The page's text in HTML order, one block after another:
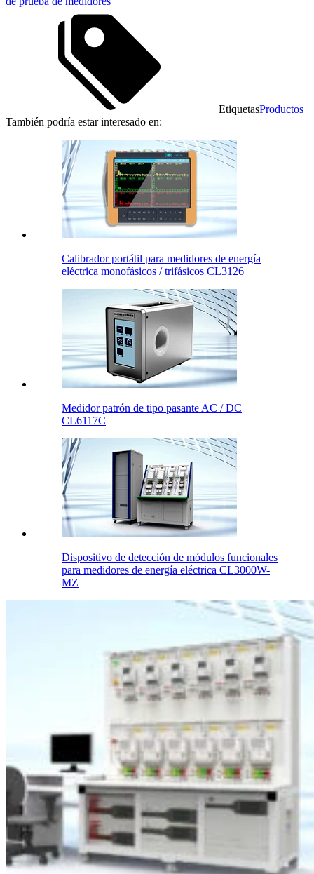
EtiquetasProductos
También podría estar interesado en:
Calibrador portátil para medidores de energía
eléctrica monofásicos / trifásicos CL3126
Medidor patrón de tipo pasante AC / DC
CL6117C
Dispositivo de detección de módulos funcionales
para medidores de energía eléctrica CL3000W-
MZ